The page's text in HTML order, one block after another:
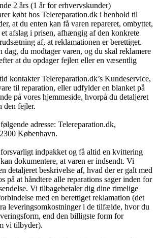
2 års (1 år for erhvervskunder)
købt hos Telereparation.dk i henhold til
at du enten kan få varen repareret, ombyttet,
afslag i prisen, afhængig af den konkrete
af, at reklamationen er berettiget.
dag, du modtager varen, og du skal reklamere
at du opdager fejlen eller en væsentlig
kontakter Telereparation.dk’s Kundeservice,
til reparation, eller udfylder en blanket på
på vores hjemmeside, hvorpå du detaljeret
den fejler.
adresse: Telereparation.dk,
København.
indpakket og få altid en kvittering
dokumentere, at varen er indsendt. Vi
detaljeret beskrivelse af, hvad der er galt med
på at håndtere alle reparations sager inden for
Vi tilbagebetaler dig dine rimelige
med en berettiget reklamation (det
leveringsomkostninger i de tilfælde, hvor du
end den billigste form for
vi tilbyder).